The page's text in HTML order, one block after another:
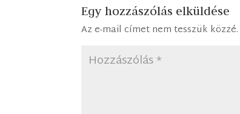
Egy hozzászólás elküldése
Az e-mail címet nem tesszük közzé.